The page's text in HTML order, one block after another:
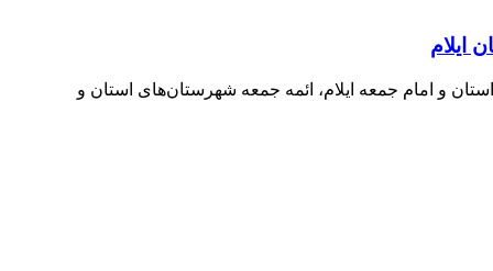
ایلام
و امام جمعه ایلام، ائمه جمعه شهرستان‌های استان و